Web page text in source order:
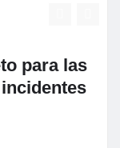
la
al
Nestlé